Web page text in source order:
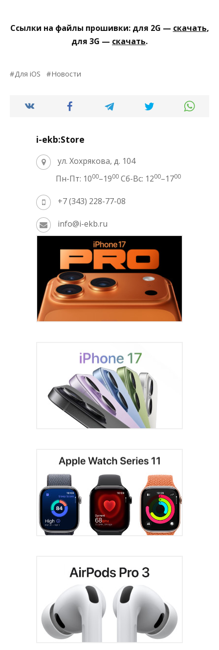
Ссылки на файлы прошивки: для 2G — скачать,
для 3G — скачать.
Для iOS Новости
i-ekb:Store
ул. Хохрякова, д. 104
Пн-Пт: 1000–1900 Сб-Вс: 1200–1700
+7 (343) 228-77-08
info@i-ekb.ru